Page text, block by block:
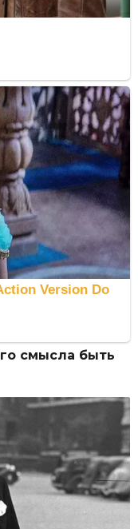
смысла быть